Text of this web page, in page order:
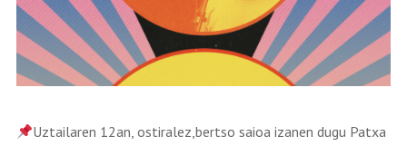
Uztailaren 12an, ostiralez,bertso saioa izanen dugu Patxa